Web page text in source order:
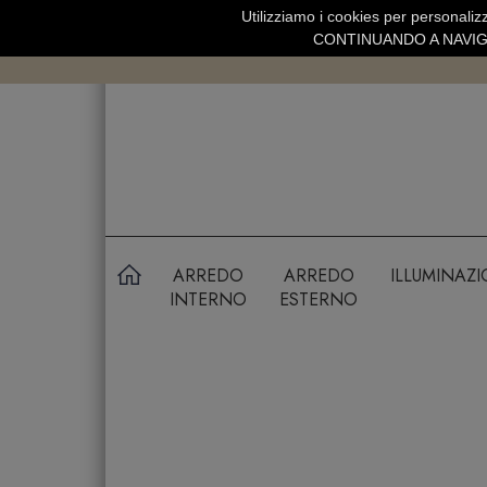
SPEDIZIONE GRATUITA SOPRA 99
ARREDO
INTERNO
ARREDO
ESTERNO
Utilizziamo i cookies per
CONTINUANDO A